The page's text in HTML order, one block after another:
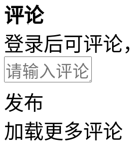
评论
登录后可评论
发布
加载更多评论